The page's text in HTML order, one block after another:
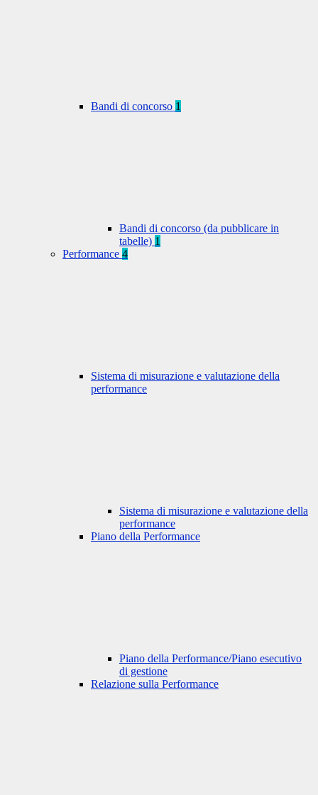
Bandi di concorso 1
Bandi di concorso (da pubblicare in
tabelle) 1
Performance 4
Sistema di misurazione e valutazione della
performance
Sistema di misurazione e valutazione della
performance
Piano della Performance
Piano della Performance/Piano esecutivo
di gestione
Relazione sulla Performance